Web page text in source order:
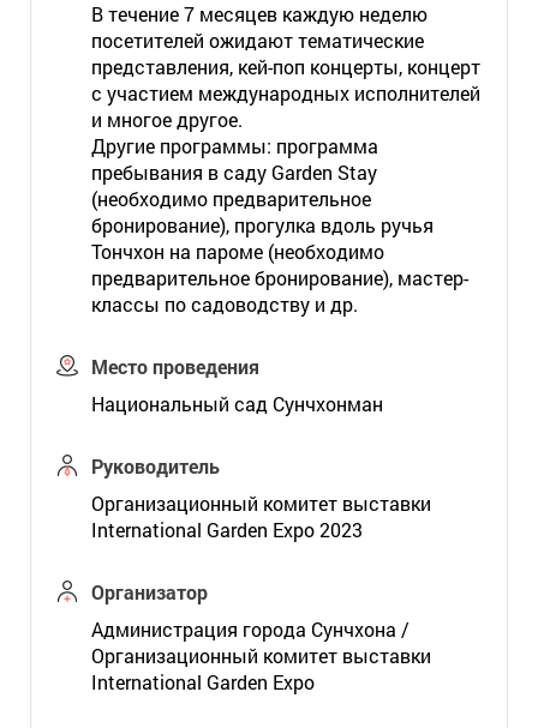
В течение 7 месяцев каждую неделю
посетителей ожидают тематические
представления, кей-поп концерты, концерт
с участием международных исполнителей
и многое другое.
Другие программы: программа
пребывания в саду Garden Stay
(необходимо предварительное
бронирование), прогулка вдоль ручья
Тончхон на пароме (необходимо
предварительное бронирование), мастер-
классы по садоводству и др.
Место проведения
Национальный сад Сунчхонман
Руководитель
Организационный комитет выставки
International Garden Expo 2023
Организатор
Администрация города Сунчхона /
Организационный комитет выставки
International Garden Expo